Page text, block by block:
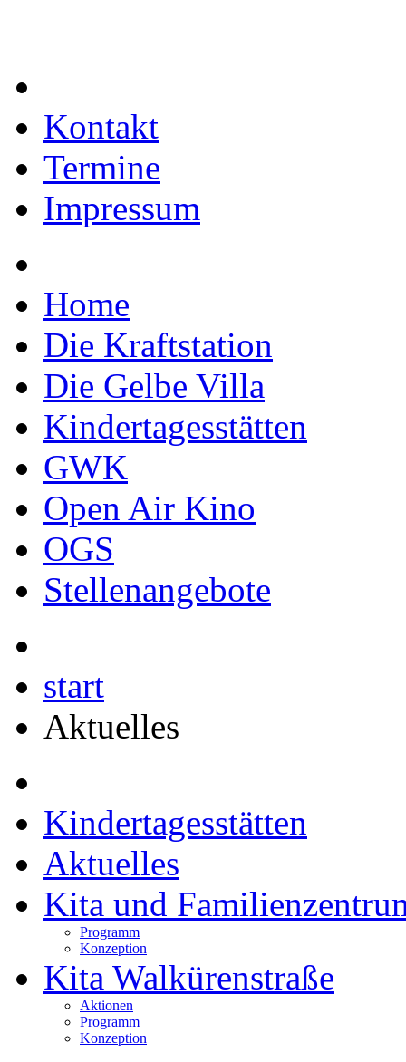
Kontakt
Termine
Impressum
Home
Die Kraftstation
Die Gelbe Villa
Kindertagesstätten
GWK
Open Air Kino
OGS
Stellenangebote
start
Aktuelles
Kindertagesstätten
Aktuelles
Kita und
Programm
Konzeption
Kita Walkürenstraße
Aktionen
Programm
Konzeption